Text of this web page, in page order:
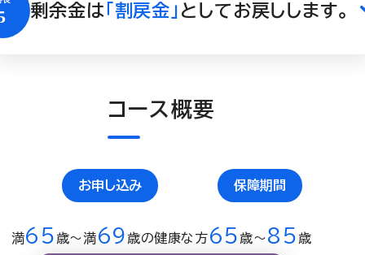
剰余金は 「割戻金」 としてお戻しします。
コース概要
お申し込み
満65 歳〜満69 歳の健康な方
保障期間
65 歳〜85 歳